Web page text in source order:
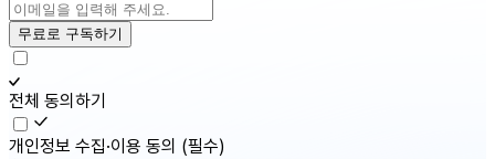
무료로 구독하기
전체 동의하기
개인정보 수집·이용 동의 (필수)